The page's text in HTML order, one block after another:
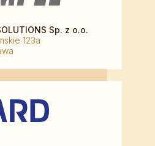
Sp. z o.o.
123a